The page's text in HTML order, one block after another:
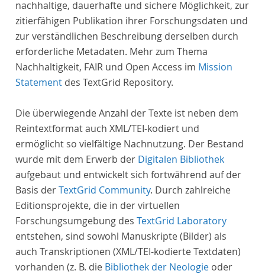
nachhaltige, dauerhafte und sichere Möglichkeit, zur
zitierfähigen Publikation ihrer Forschungsdaten und
zur verständlichen Beschreibung derselben durch
erforderliche Metadaten. Mehr zum Thema
Nachhaltigkeit, FAIR und Open Access im Mission
Statement des TextGrid Repository.
Die überwiegende Anzahl der Texte ist neben dem
Reintextformat auch XML/TEI-kodiert und
ermöglicht so vielfältige Nachnutzung. Der Bestand
wurde mit dem Erwerb der Digitalen Bibliothek
aufgebaut und entwickelt sich fortwährend auf der
Basis derTextGrid Community. Durch zahlreiche
Editionsprojekte, die in der virtuellen
Forschungsumgebung des TextGrid Laboratory
entstehen, sind sowohl Manuskripte (Bilder) als
auch Transkriptionen (XML/TEI-kodierte Textdaten)
vorhanden (z. B. die Bibliothek der Neologie oder